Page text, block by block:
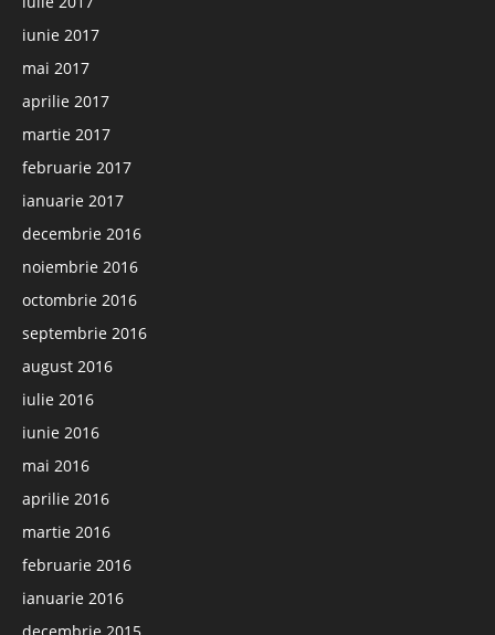
iunie 2017
mai 2017
aprilie 2017
martie 2017
februarie 2017
ianuarie 2017
decembrie 2016
noiembrie 2016
octombrie 2016
septembrie 2016
august 2016
iulie 2016
iunie 2016
mai 2016
aprilie 2016
martie 2016
februarie 2016
ianuarie 2016